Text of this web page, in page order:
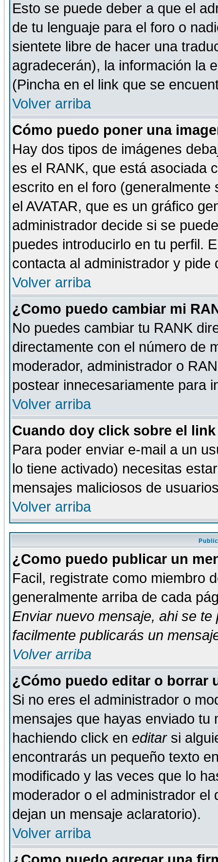
Esto se puede deber a que el
de tu lenguaje para el foro o
sientete libre de hacer una
agradecerán), la información la
(Pincha en el link que se
Volver arriba
Cómo puedo poner una
Hay dos tipos de imágenes
es el RANK, que está asociada
escrito en el foro
el AVATAR, que es un gráfico
administrador decide si se
puedes introducirlo en tu perfil.
contacta al administrador y
Volver arriba
¿Como puedo cambiar mi
No puedes cambiar tu RANK
directamente con el número de
moderador, administrador o
postear innecesariamente para
Volver arriba
Cuando doy click sobre el
Para poder enviar e-mail a un
lo tiene activado) necesitas
mensajes maliciosos de
Volver arriba
¿Como puedo publicar un
Facil, registrate como miembro
generalmente arriba de cada
Enviar nuevo mensaje, ahi se te
facilmente publicarás un
Volver arriba
¿Cómo puedo editar o borrar
Si no eres el administrador o
mensajes que hayas enviado tu
hachiendo click en editarsi
encontrarás un pequeño texto
modificado y las veces que lo
moderador o el administrador
dejan un mensaje aclaratorio).
Volver arriba